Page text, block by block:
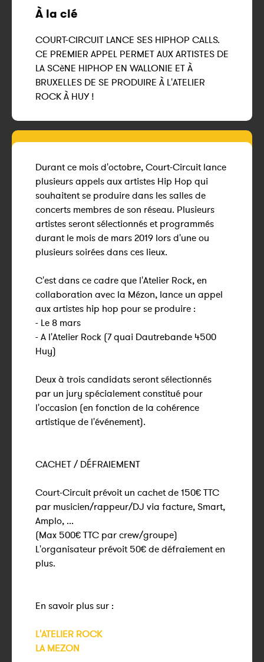
À la clé
COURT-CIRCUIT LANCE SES HIPHOP CALLS.
CE PREMIER APPEL PERMET AUX ARTISTES DE
LA SCèNE HIPHOP EN WALLONIE ET À
BRUXELLES DE SE PRODUIRE À L'ATELIER
ROCK À HUY !
Durant ce mois d'octobre, Court-Circuit lance
plusieurs appels aux artistes Hip Hop qui
souhaitent se produire dans les salles de
concerts membres de son réseau. Plusieurs
artistes seront sélectionnés et programmés
durant le mois de mars 2019 lors d'une ou
plusieurs soirées dans ces lieux.
C'est dans ce cadre que l'Atelier Rock, en
collaboration avec la Mézon, lance un appel
aux artistes hip hop pour se produire :
- Le 8 mars
- A l'Atelier Rock (7 quai Dautrebande 4500
Huy)
Deux à trois candidats seront sélectionnés
par un jury spécialement constitué pour
l'occasion (en fonction de la cohérence
artistique de l'événement).
CACHET / DÉFRAIEMENT
Court-Circuit prévoit un cachet de 150€ TTC
par musicien/rappeur/DJ via facture, Smart,
Amplo, ...
(Max 500€ TTC par crew/groupe)
L'organisateur prévoit 50€ de défraiement en
plus.
En savoir plus sur :
L'ATELIER ROCK
LA MEZON